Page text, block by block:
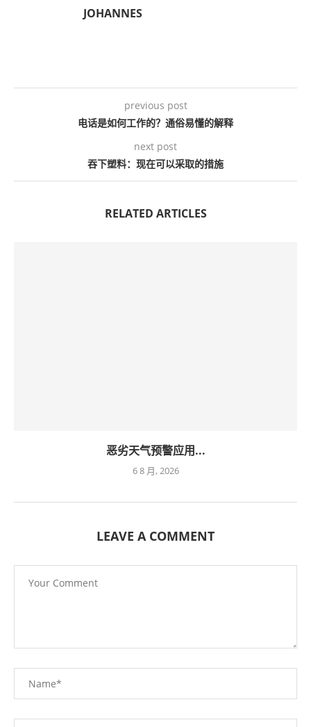
JOHANNES
previous post
电话是如何工作的？通俗易懂的解释
next post
吞下塑料：现在可以采取的措施
RELATED ARTICLES
恶劣天气预警应用...
6 8 月, 2026
LEAVE A COMMENT